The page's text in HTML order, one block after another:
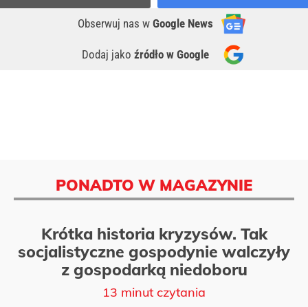
Obserwuj nas w Google News
Dodaj jako źródło w Google
PONADTO W MAGAZYNIE
Krótka historia kryzysów. Tak
socjalistyczne gospodynie walczyły
z gospodarką niedoboru
13 minut czytania